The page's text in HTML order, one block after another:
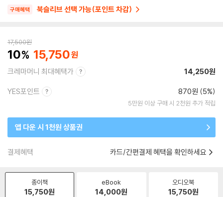
구매혜택 북슬리브 선택 가능(포인트 차감)
17,500원
10 15,750
크레마머니 최대혜택가 14,250원
YES포인트 870원 (5%)
5만원 이상 구매 시 2천원 추가 적립
앱 다운 시 1천원 상품권
결제혜택 카드/간편결제 혜택을 확인하세요
종이책
15,750원
eBook
14,000원
오디오북
15,750원